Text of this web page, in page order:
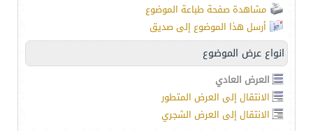
مشاهدة صفحة طباعة الموضوع
أرسل هذا الموضوع إلى صديق
انواع عرض الموضوع
العرض العادي
الانتقال إلى العرض المتطور
الانتقال إلى العرض الشجري